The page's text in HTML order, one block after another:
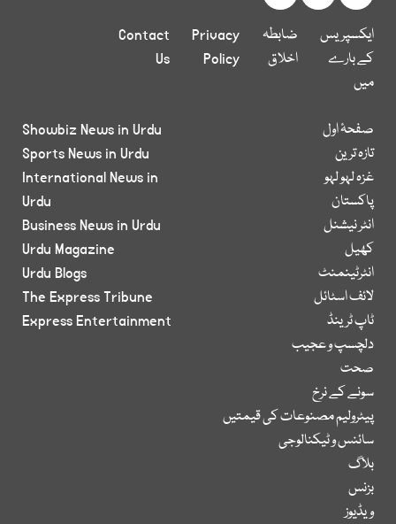
ایکسپریس
کے بارے
میں
ضابطہ
اخلاق
Privacy
Policy
Contact
Us
صفحۂ اول
تازہ ترین
غزہ لہو لہو
پاکستان
انٹر نیشنل
کھیل
انٹرٹینمنٹ
لائف اسٹائل
ٹاپ ٹرینڈ
دلچسپ و عجیب
صحت
سونے کے نرخ
پیٹرولیم مصنوعات کی قیمتیں
سائنس و ٹیکنالوجی
بلاگ
بزنس
ویڈیوز
Showbiz News in Urdu
Sports News in Urdu
International News in
Urdu
Business News in Urdu
Urdu Magazine
Urdu Blogs
The Express Tribune
Express Entertainment